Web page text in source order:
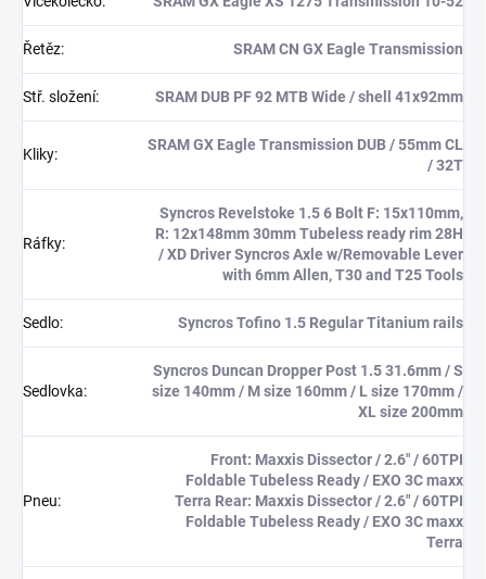
Řetěz: SRAM CN GX Eagle Transmission
Stř. složení: SRAM DUB PF 92 MTB Wide / shell 41x92mm
Kliky:
SRAM GX Eagle Transmission DUB / 55mm CL
/ 32T
Ráfky:
Syncros Revelstoke 1.5 6 Bolt F: 15x110mm,
R: 12x148mm 30mm Tubeless ready rim 28H
/ XD Driver Syncros Axle w/Removable Lever
with 6mm Allen, T30 and T25 Tools
Sedlo: Syncros Tofino 1.5 Regular Titanium rails
Sedlovka:
Syncros Duncan Dropper Post 1.5 31.6mm / S
size 140mm / M size 160mm / L size 170mm /
XL size 200mm
Pneu:
Front: Maxxis Dissector / 2.6" / 60TPI
Foldable Tubeless Ready / EXO 3C maxx
Terra Rear: Maxxis Dissector / 2.6" / 60TPI
Foldable Tubeless Ready / EXO 3C maxx
Terra